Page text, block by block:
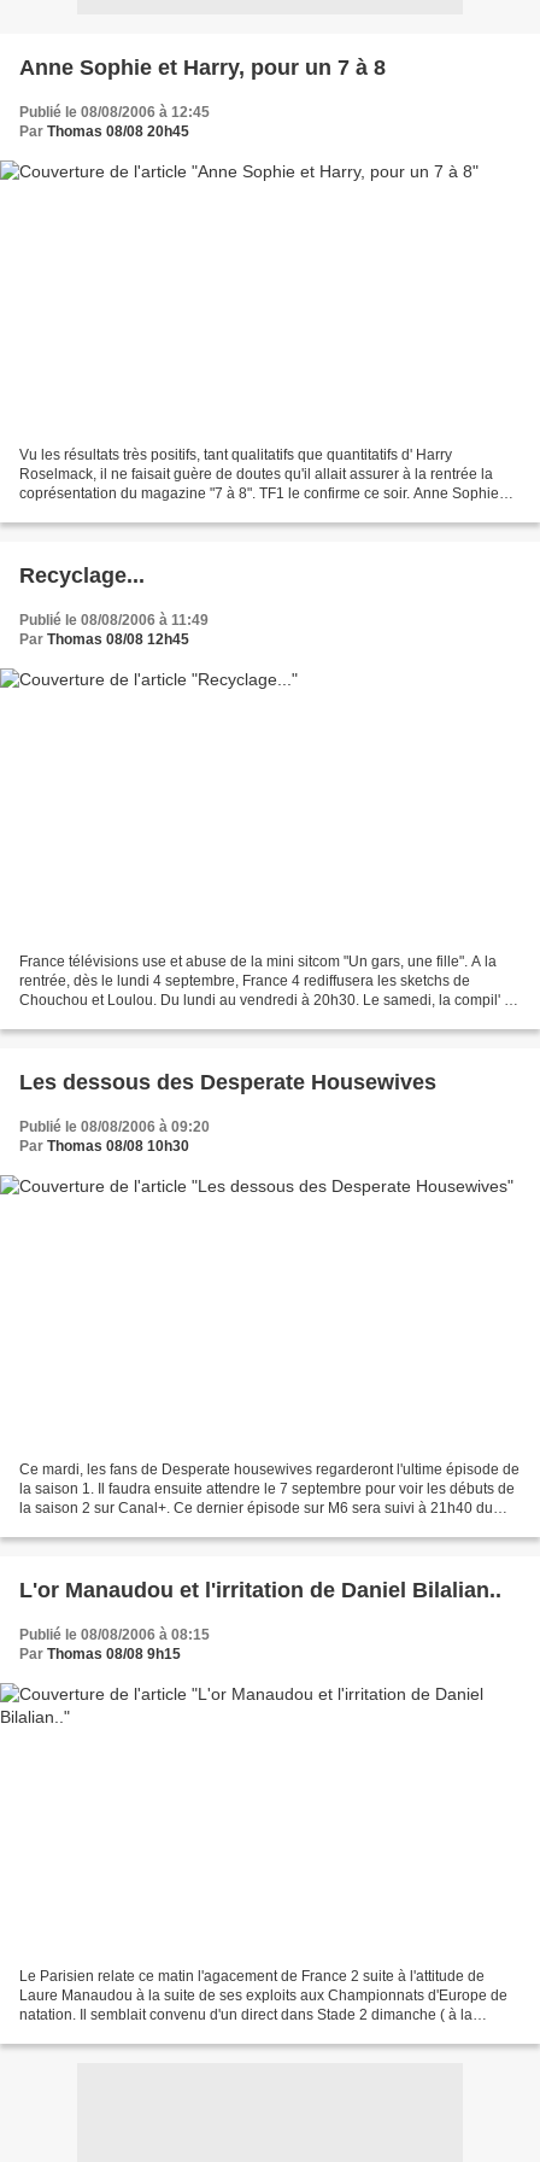
Anne Sophie et Harry, pour un 7 à 8
Publié le 08/08/2006 à 12:45
Par Thomas 08/08 20h45
Vu les résultats très positifs, tant qualitatifs que quantitatifs d' Harry
Roselmack, il ne faisait guère de doutes qu'il allait assurer à la rentrée la
coprésentation du magazine "7 à 8". TF1 le confirme ce soir. Anne Sophie
Recyclage...
Publié le 08/08/2006 à 11:49
Par Thomas 08/08 12h45
France télévisions use et abuse de la mini sitcom "Un gars, une fille". A la
rentrée, dès le lundi 4 septembre, France 4 rediffusera les sketchs de
Chouchou et Loulou. Du lundi au vendredi à 20h30. Le samedi, la compil' de
Les dessous des Desperate Housewives
Publié le 08/08/2006 à 09:20
Par Thomas 08/08 10h30
Ce mardi, les fans de Desperate housewives regarderont l'ultime épisode de
la saison 1. Il faudra ensuite attendre le 7 septembre pour voir les débuts de
la saison 2 sur Canal+. Ce dernier épisode sur M6 sera suivi à 21h40 du
L'or Manaudou et l'irritation de Daniel Bilalian..
Publié le 08/08/2006 à 08:15
Par Thomas 08/08 9h15
Le Parisien relate ce matin l'agacement de France 2 suite à l'attitude de
Laure Manaudou à la suite de ses exploits aux Championnats d'Europe de
natation. Il semblait convenu d'un direct dans Stade 2 dimanche ( à la